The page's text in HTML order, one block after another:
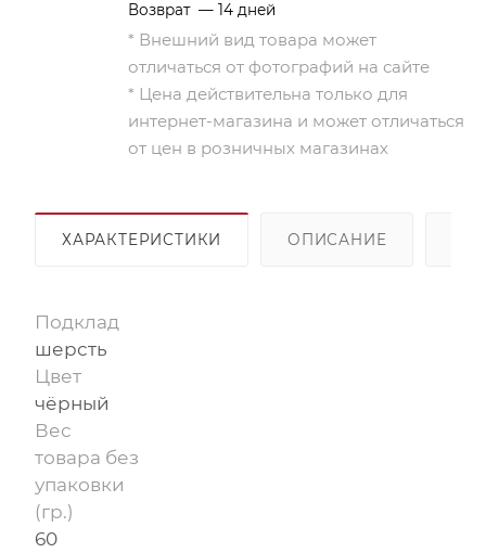
Возврат — 14 дней
* Внешний вид товара может
отличаться от фотографий на сайте
* Цена действительна только для
интернет-магазина и может отличаться
от цен в розничных магазинах
ХАРАКТЕРИСТИКИ ОПИСАНИЕ
Подклад
шерсть
Цвет
чёрный
Вес
товара без
упаковки
(гр.)
60